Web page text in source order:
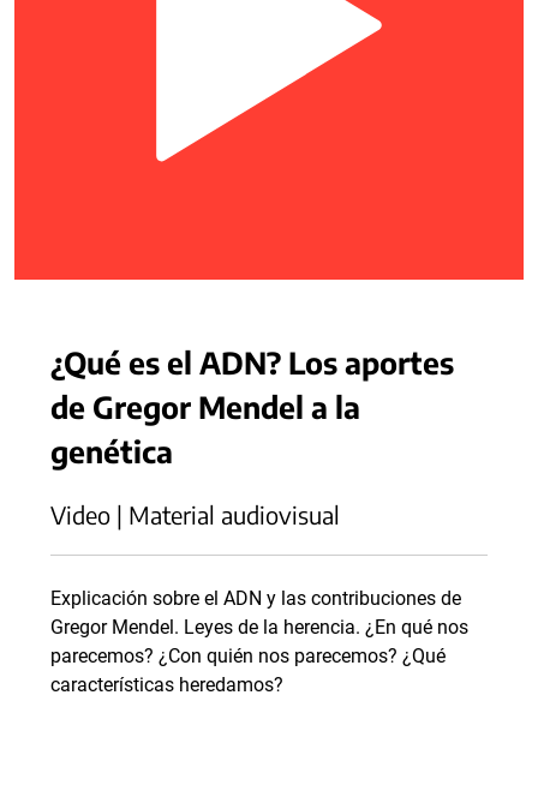
¿Qué es el ADN? Los aportes
de Gregor Mendel a la
genética
Video | Material audiovisual
Explicación sobre el ADN y las contribuciones de
Gregor Mendel. Leyes de la herencia. ¿En qué nos
parecemos? ¿Con quién nos parecemos? ¿Qué
características heredamos?